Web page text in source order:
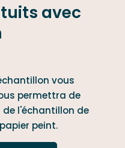
avec
vous
permettra de
l'échantillon de
peint.